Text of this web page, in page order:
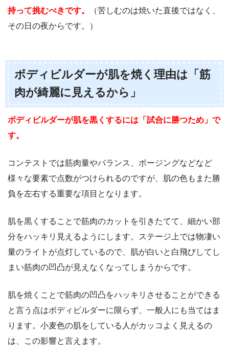
持って挑むべきです。
（苦しむのは焼いた直後ではなく、
その日の夜からです。）
ボディビルダーが肌を焼く理由は「筋
肉が綺麗に見えるから」
ボディビルダーが肌を黒くするには「試合に勝つため」で
す。
コンテストでは筋肉量やバランス、ポージングなどなど
様々な要素で点数がつけられるのですが、肌の色もまた勝
負を左右する重要な項目となります。
肌を黒くすることで筋肉のカットを引きたてて、細かい部
分をハッキリ見えるようにします。ステージ上では物凄い
量のライトが点灯しているので、肌が白いと白飛びしてし
まい筋肉の凹凸が見えなくなってしまうからです。
肌を焼くことで筋肉の凹凸をハッキリさせることができる
と言う点はボディビルダーに限らず、一般人にも当てはま
ります。小麦色の肌をしている人がカッコよく見えるの
は、この影響と言えます。